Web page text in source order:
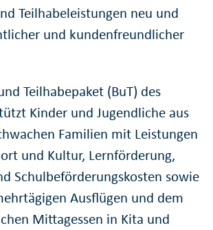
Teilhabeleistungen neu und
und kundenfreundlicher
Teilhabepaket (BuT) des
Kinder und Jugendliche aus
Familien mit Leistungen
und Kultur, Lernförderung,
Schulbeförderungskosten sowie
Ausflügen und dem
Mittagessen in Kita und